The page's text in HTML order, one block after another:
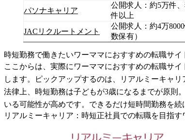
パソナキャリア
公開求人：約5万件
件以上
JACリクルートメント
公開求人：約4万
数保有）
時短勤務で働きたいワーママにおすすめの転職サ
ここからは、実際にワーママにおすすめの転職サ
します。ピックアップするのは、リアルミーキャリ
法律上、時短勤務は子どもが3歳になるまでが原則
いる可能性が高めです。できるだけ短時間勤務を
リアルミーキャリア：時短正社員での転職を目指す